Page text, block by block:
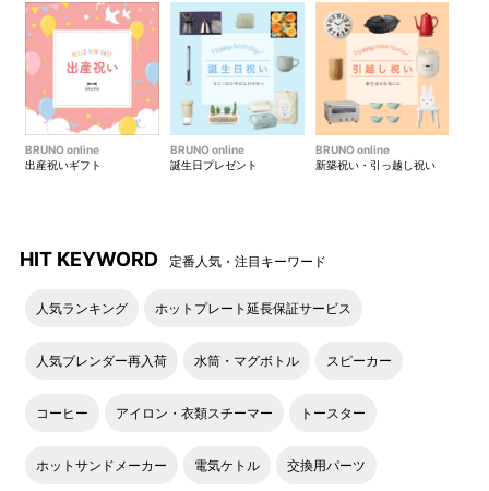
BRUNO online
出産祝いギフト
BRUNO online
誕生日プレゼント
BRUNO online
新築祝い・引っ越し祝い
HIT KEYWORD 定番人気・注目キーワード
人気ランキング ホットプレート延長保証サービス
人気ブレンダー再入荷 水筒・マグボトル スピーカー
コーヒー アイロン・衣類スチーマー トースター
ホットサンドメーカー 電気ケトル 交換用パーツ